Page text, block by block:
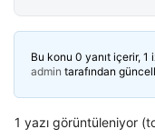
Bu konu 0 yanıt içerir, 1
admin tarafından
1 yazı görüntüleniyor